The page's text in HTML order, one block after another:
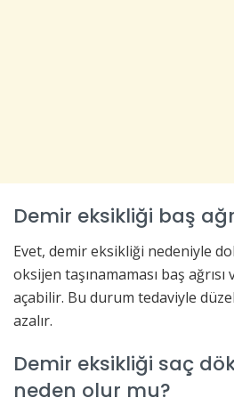
Demir eksikliği baş
Evet, demir eksikliği nedeniyle
oksijen taşınamaması baş
açabilir. Bu durum tedaviyle
azalır.
Demir eksikliği saç
neden olur mu?